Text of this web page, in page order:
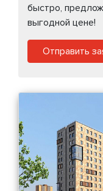
быстро,
выгодной цене!
Отправить